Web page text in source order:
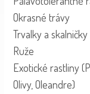
Okrasné trávy
Trvalky a skalničky
Ruže
Exotické rastliny
Olivy, Oleandre)